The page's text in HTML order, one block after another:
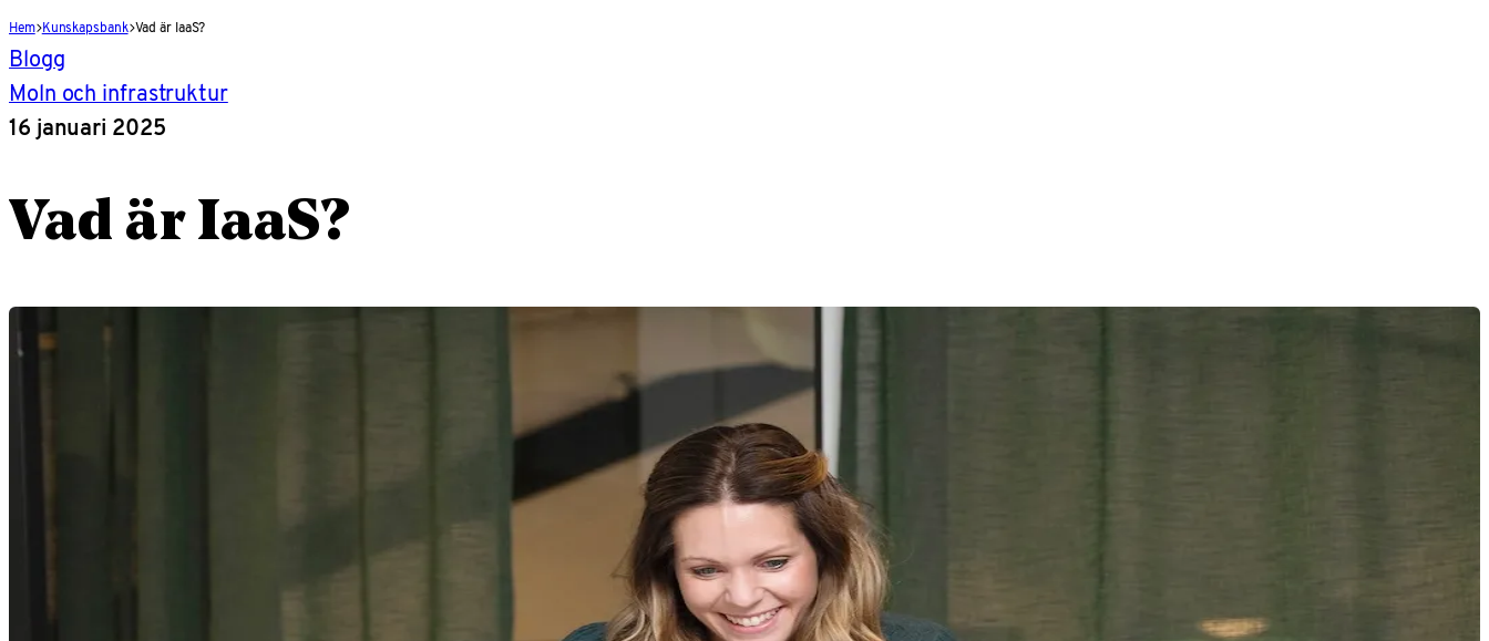
Hem Kunskapsbank Vad är IaaS?
Blogg
Moln och infrastruktur
16 januari 2025
Vad är IaaS?